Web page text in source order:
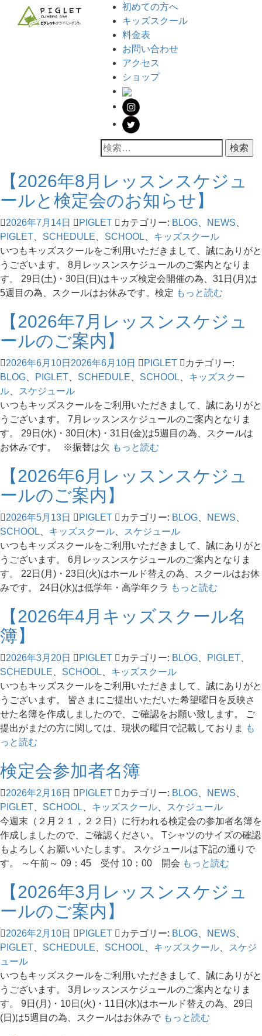
初めての方へ
キッズスクール
料金表
お問い合わせ
アクセス
ショップ
【2026年8月レッスンスケジュ
ールと検定会のお知らせ】
2026年7月14日 PIGLET カテゴリー: BLOG NEWS
PIGLET
SCHEDULE SCHOOL
キッズスクール
いつもキッズスクールをご利用いただきまして、誠にありがと
うございます。 8月レッスンスケジュールのご案内となりま
す。 29日(土)・30日(日)はキッズ検定会開催の為、31日(月)は
5週目の為、スクールはお休みです。検定 もっと読む
【2026年7月レッスンスケジュ
ールのご案内】
2026年6月10日 2026年6月10日 PIGLET
カテゴリー:
BLOG
PIGLET SCHEDULE SCHOOL
キッズスクー
ル
スケジュール
いつもキッズスクールをご利用いただきまして、誠にありがと
うございます。 7月レッスンスケジュールのご案内となりま
す。 29日(水)・30日(木)・31日(金)は5週目の為、スクールは
お休みです。 ※振替は欠 もっと読む
【2026年6月レッスンスケジュ
ールのご案内】
2026年5月13日 PIGLET カテゴリー: BLOG NEWS
SCHOOL
キッズスクール
スケジュール
いつもキッズスクールをご利用いただきまして、誠にありがと
うございます。 6月レッスンスケジュールのご案内となりま
す。 22日(月)・23日(火)はホールド替えの為、スクールはお休
みです。 24日(水)は低学年・高学年クラ もっと読む
【2026年4月キッズスクール名
簿】
2026年3月20日 PIGLET カテゴリー: BLOG PIGLET
SCHEDULE
SCHOOL
キッズスクール
いつもキッズスクールをご利用いただきまして、誠にありがと
うございます。 皆さまにご提出いただいた希望曜日を反映さ
せた名簿を作成しましたので、ご確認をお願い致します。 ご
提出がまだの方に関しては、現状の曜日で記載しておりま
も
っと読む
検定会参加者名簿
2026年2月16日 PIGLET カテゴリー: BLOG NEWS
PIGLET
SCHOOL キッズスクール
スケジュール
今週末（２月２１，２２日）に行われる検定会の参加者名簿を
作成しましたので、ご確認ください。 Tシャツのサイズの確認
もよろしくお願いいたします。 スケジュールは下記の通りで
す。 ～午前～ 09：45 受付 10：00 開会 もっと読む
【2026年3月レッスンスケジュ
ールのご案内】
2026年2月10日 PIGLET カテゴリー: BLOG NEWS
PIGLET
SCHEDULE SCHOOL キッズスクール
スケジ
ュール
いつもキッズスクールをご利用いただきまして、誠にありがと
うございます。 3月レッスンスケジュールのご案内となりま
す。 9日(月)・10日(火)・11日(水)はホールド替えの為、29日
(日)は5週目の為、スクールはお休みで もっと読む